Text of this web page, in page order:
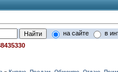
на сайте в